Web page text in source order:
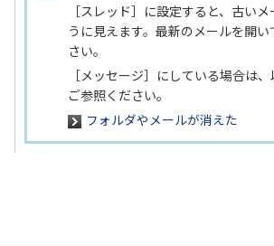
［スレッド］に設定すると、古い
うに見えます。最新のメールを開
さい。
［メッセージ］にしている場合は
ご参照ください。
フォルダやメールが消えた